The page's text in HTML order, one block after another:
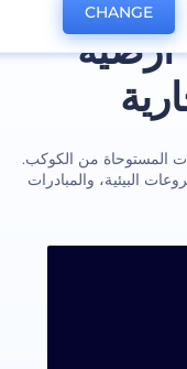
من الكوكب.
والمبادرات